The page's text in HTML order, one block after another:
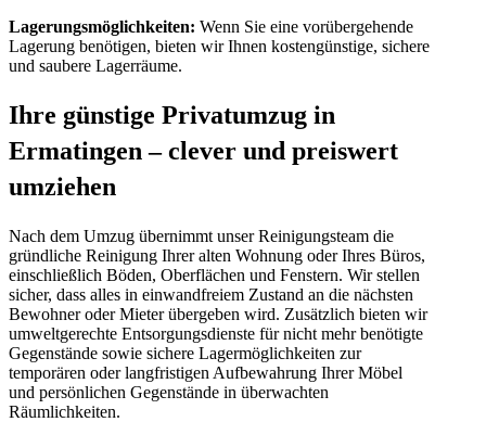
Lagerungsmöglichkeiten: Wenn Sie eine vorübergehende
Lagerung benötigen, bieten wir Ihnen kostengünstige, sichere
und saubere Lagerräume.
Ihre günstige Privatumzug in
Ermatingen – clever und preiswert
umziehen
Nach dem Umzug übernimmt unser Reinigungsteam die
gründliche Reinigung Ihrer alten Wohnung oder Ihres Büros,
einschließlich Böden, Oberflächen und Fenstern. Wir stellen
sicher, dass alles in einwandfreiem Zustand an die nächsten
Bewohner oder Mieter übergeben wird. Zusätzlich bieten wir
umweltgerechte Entsorgungsdienste für nicht mehr benötigte
Gegenstände sowie sichere Lagermöglichkeiten zur
temporären oder langfristigen Aufbewahrung Ihrer Möbel
und persönlichen Gegenstände in überwachten
Räumlichkeiten.